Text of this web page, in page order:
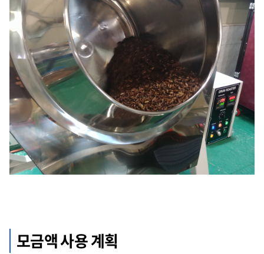
모금액 사용 계획